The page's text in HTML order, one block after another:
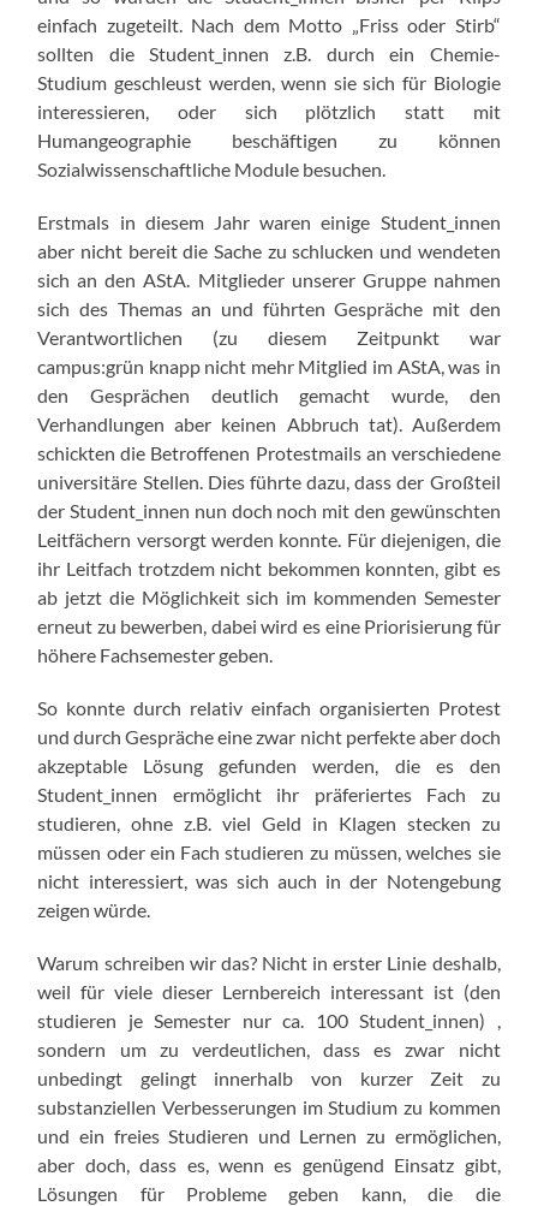
einfach zugeteilt. Nach dem Motto „Friss oder Stirb“
sollten die Student_innen z.B. durch ein Chemie-
Studium geschleust werden, wenn sie sich für Biologie
interessieren, oder sich plötzlich statt mit
Humangeographie beschäftigen zu können
Sozialwissenschaftliche Module besuchen.
Erstmals in diesem Jahr waren einige Student_innen
aber nicht bereit die Sache zu schlucken und wendeten
sich an den AStA. Mitglieder unserer Gruppe nahmen
sich des Themas an und führten Gespräche mit den
Verantwortlichen (zu diesem Zeitpunkt war
campus:grün knapp nicht mehr Mitglied im AStA, was in
den Gesprächen deutlich gemacht wurde, den
Verhandlungen aber keinen Abbruch tat). Außerdem
schickten die Betroffenen Protestmails an verschiedene
universitäre Stellen. Dies führte dazu, dass der Großteil
der Student_innen nun doch noch mit den gewünschten
Leitfächern versorgt werden konnte. Für diejenigen, die
ihr Leitfach trotzdem nicht bekommen konnten, gibt es
ab jetzt die Möglichkeit sich im kommenden Semester
erneut zu bewerben, dabei wird es eine Priorisierung für
höhere Fachsemester geben.
So konnte durch relativ einfach organisierten Protest
und durch Gespräche eine zwar nicht perfekte aber doch
akzeptable Lösung gefunden werden, die es den
Student_innen ermöglicht ihr präferiertes Fach zu
studieren, ohne z.B. viel Geld in Klagen stecken zu
müssen oder ein Fach studieren zu müssen, welches sie
nicht interessiert, was sich auch in der Notengebung
zeigen würde.
Warum schreiben wir das? Nicht in erster Linie deshalb,
weil für viele dieser Lernbereich interessant ist (den
studieren je Semester nur ca. 100 Student_innen) ,
sondern um zu verdeutlichen, dass es zwar nicht
unbedingt gelingt innerhalb von kurzer Zeit zu
substanziellen Verbesserungen im Studium zu kommen
und ein freies Studieren und Lernen zu ermöglichen,
aber doch, dass es, wenn es genügend Einsatz gibt,
Lösungen für Probleme geben kann, die die